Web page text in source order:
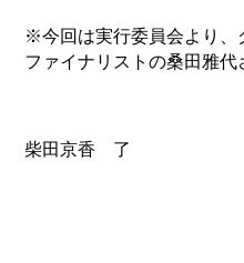
※今回は実行委員会より、
ファイナリストの桑田雅
柴田京香 了